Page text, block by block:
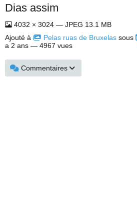
Dias assim
4032 × 3024 — JPEG 13.1 MB
Ajouté à
Pelas ruas de Bruxelas sous
a 2 ans — 4967 vues
Commentaires